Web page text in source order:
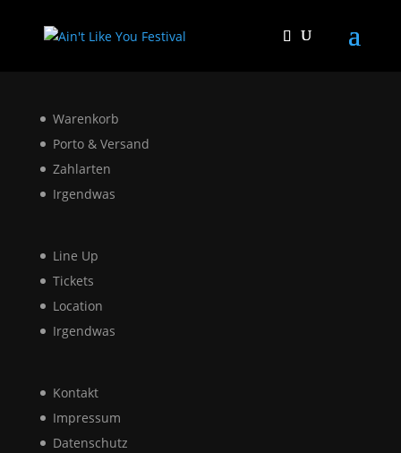
Warenkorb
Porto & Versand
Zahlarten
Irgendwas
Line Up
Tickets
Location
Irgendwas
Kontakt
Impressum
Datenschutz